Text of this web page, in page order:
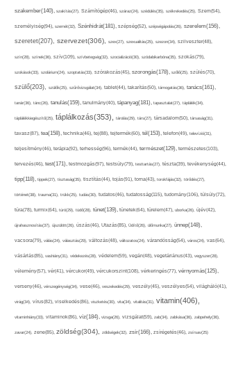
szakember(140), szakítás(27), Számítógép(46), száraz(24), szédülés(35), székrekedés(25), Szem(54),
személyiség(94), szemét(32), Szénhidrát(181), szépség(52), szépségápolás(26), szerelem(156),
szeretet(207), szervezet(306), szex(27), szexualitás(25), szezon(34), szilveszter(48),
szín(28), színek(36), szív(109), szívbetegség(32), szocializáció(30), szódabikarbóna(35), szokás(79),
szokások(33), szolárium(24), szoptatás(33), szórakozás(45), szorongás(178), szőlő(25), szülés(70),
szülő(203), szülők(25), szűrővizsgálat(34), tablet(44), takarítás(50), támogatás(36), tanács(161),
tanár(36), tánc(26), tanulás(159), tanulmány(40), tápanyag(181), tapasztalat(27), táplálék(34),
táplálékkiegészítő(25), táplálkozás(353), tárolás(29), társ(27), társadalom(50), társaság(31),
tavasz(87), tea(158), technika(46), tej(88), tejtermék(60), tél(153), telefon(49), televízió(31),
teljesítmény(46), terápia(92), terhesség(96), termék(44), természet(129), természetes(103),
tervezés(46), test(171), testmozgás(97), testsúly(79), testtartás(27), tészta(39), tevékenység(44),
tipp(118), tippek(27), tisztaság(35), tisztítás(44), tojás(91), torna(43), torokfájás(32), törődés(27),
történet(38), trauma(31), trükk(25), tudás(30), tudatos(46), tudatosság(115), tudomány(106), túlsúly(72),
túra(78), turmix(64), túró(29), tüdő(28), tünet(139), tünetek(64), türelem(47), uborka(26), újév(42),
újrahasznosítás(37), újszülött(26), úszás(46), Utazás(85), Üdítő(26), ülőmunka(27), ünnep(148),
vacsora(79), válás(24), választás(29), változás(48), változatos(24), várandósság(54), város(24), vas(64),
vásárlás(85), vashiány(31), védekezés(28), védelem(59), vegán(48), vegetáriánus(43), vegyszer(28),
vélemény(57), vér(41), vércukor(49), vércukorszint(108), vérkeringés(77), vérnyomás(125),
verseny(46), vérszegénység(34), vese(46), veszekedés(29), veszély(45), veszélyes(54), világháló(41),
virág(34), vírus(82), viselkedés(86), viszketés(30), vita(34), vitalitás(31), vitamin(406),
vitaminhiány(33), vitaminok(86), víz(184), vizsga(26), vizsgálat(59), zab(34), zabkása(36), zabpehely(36),
zavar(24), zene(85), zöldség(304), zöldségek(32), zsír(166), zsírégetés(46), zsírsav(25)